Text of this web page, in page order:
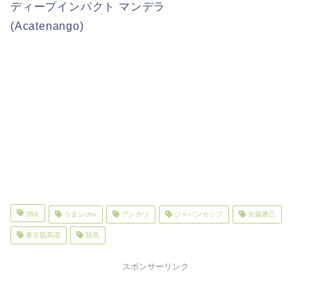
ディープインパクト マンデラ
(Acatenango)
JRA うまンchu アンカツ ジャパンカップ 安藤勝己
東京競馬場 競馬
スポンサーリンク